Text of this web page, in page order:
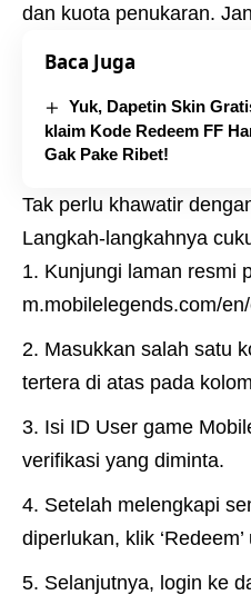
dan kuota penukaran.
Baca Juga
Yuk, Dapetin Skin
klaim Kode Redeem FF
Gak Pake Ribet!
Tak perlu khawatir
Langkah-langkahnya
Kunjungi laman resmi
m.mobilelegends.com/
Masukkan salah satu
tertera di atas pada
Isi ID User game
verifikasi yang diminta.
Setelah melengkapi
diperlukan, klik
Selanjutnya, login ke